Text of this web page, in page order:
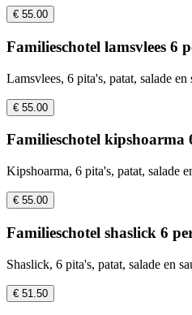
€ 55.00
Familieschotel lamsvlees 6
Lamsvlees, 6 pita's, patat, salade en
€ 55.00
Familieschotel kipshoarma
Kipshoarma, 6 pita's, patat, salade
€ 55.00
Familieschotel shaslick 6
Shaslick, 6 pita's, patat, salade en
€ 51.50